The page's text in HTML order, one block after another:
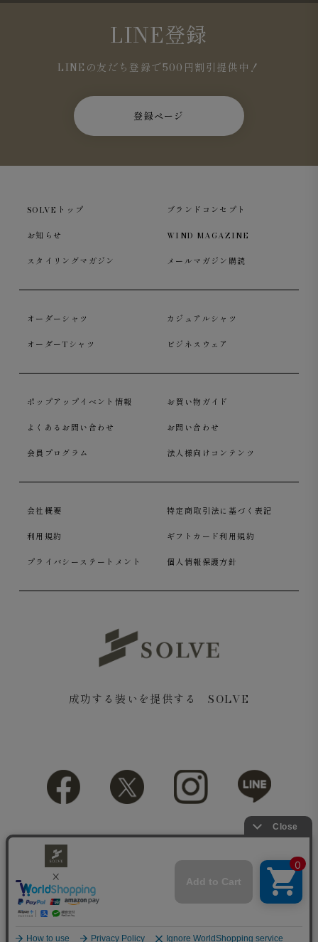
LINE登録
LINEの友だち登録で500円割引提供中！
登録ページ
SOLVEトップ ブランドコンセプト
お知らせ WIND MAGAZINE
スタイリングマガジン メールマガジン購読
オーダーシャツ カジュアルシャツ
オーダーTシャツ ビジネスウェア
ポップアップイベント情報 お買い物ガイド
よくあるお問い合わせ お問い合わせ
会員プログラム 法人様向けコンテンツ
会社概要 特定商取引法に基づく表記
利用規約 ギフトカード利用規約
プライバシーステートメント 個人情報保護方針
成功する装いを提供する SOLVE